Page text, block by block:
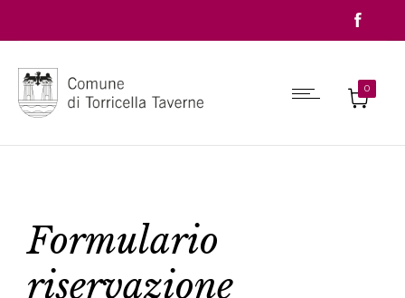
0
Formulario
riservazione